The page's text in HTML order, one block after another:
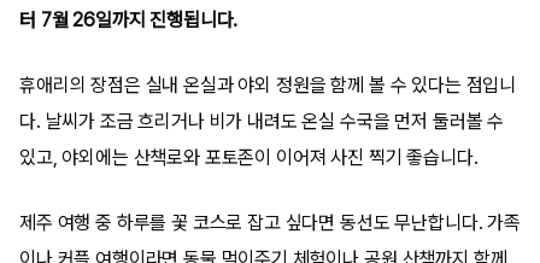
터 7월 26일까지 진행됩니다.
휴애리의 장점은 실내 온실과 야외 정원을 함께 볼 수 있다는 점입니
다. 날씨가 조금 흐리거나 비가 내려도 온실 수국을 먼저 둘러볼 수
있고, 야외에는 산책로와 포토존이 이어져 사진 찍기 좋습니다.
제주 여행 중 하루를 꽃 코스로 잡고 싶다면 동선도 무난합니다. 가족